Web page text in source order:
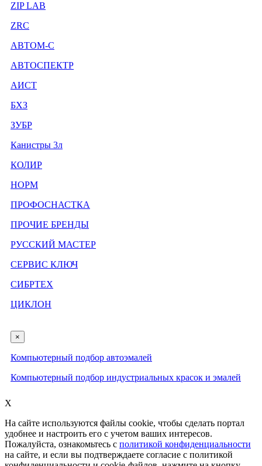
ZIP LAB
ZRC
АВТОМ-С
АВТОСПЕКТР
АИСТ
БХЗ
ЗУБР
Канистры 3л
КОЛИР
НОРМ
ПРОФОСНАСТКА
ПРОЧИЕ БРЕНДЫ
РУССКИЙ МАСТЕР
СЕРВИС КЛЮЧ
СИБРТЕХ
ЦИКЛОН
×
Компьютерный подбор автоэмалей
Компьютерный подбор индустриальных красок и эмалей
X
На сайте используются файлы cookie, чтобы сделать портал
удобнее и настроить его с учетом ваших интересов.
Пожалуйста, ознакомьтесь с политикой конфиденциальности
на сайте, и если вы подтверждаете согласие с политикой